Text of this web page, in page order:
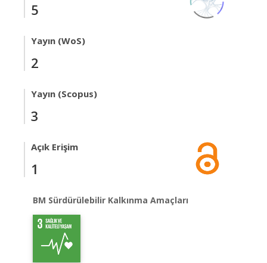
5
Yayın (WoS)
2
Yayın (Scopus)
3
Açık Erişim
1
BM Sürdürülebilir Kalkınma Amaçları